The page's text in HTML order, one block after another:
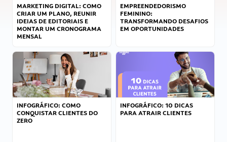
MARKETING DIGITAL: COMO
CRIAR UM PLANO, REUNIR
IDEIAS DE EDITORIAIS E
MONTAR UM CRONOGRAMA
MENSAL
EMPREENDEDORISMO
FEMININO:
TRANSFORMANDO DESAFIOS
EM OPORTUNIDADES
INFOGRÁFICO: COMO
CONQUISTAR CLIENTES DO
ZERO
INFOGRÁFICO: 10 DICAS
PARA ATRAIR CLIENTES